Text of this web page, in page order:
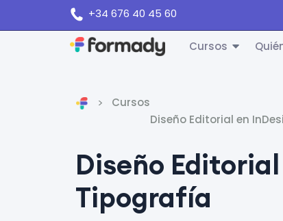
+34 676 40 45 60
Cursos
Cursos
Diseño Editorial en
Diseño
Tipografía